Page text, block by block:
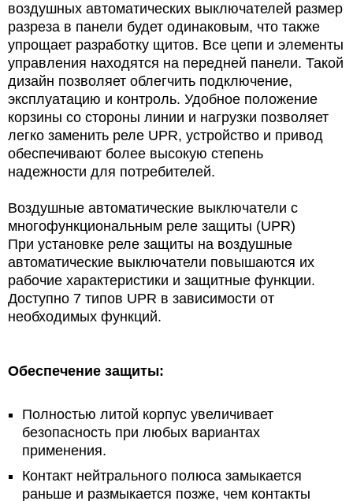
воздушных автоматических выключателей размер
разреза в панели будет одинаковым, что также
упрощает разработку щитов. Все цепи и элементы
управления находятся на передней панели. Такой
дизайн позволяет облегчить подключение,
эксплуатацию и контроль. Удобное положение
корзины со стороны линии и нагрузки позволяет
легко заменить реле UPR, устройство и привод
обеспечивают более высокую степень
надежности для потребителей.
Воздушные автоматические выключатели с
многофункциональным реле защиты (UPR)
При установке реле защиты на воздушные
автоматические выключатели повышаются их
рабочие характеристики и защитные функции.
Доступно 7 типов UPR в зависимости от
необходимых функций.
Обеспечение защиты:
Полностью литой корпус увеличивает
безопасность при любых вариантах
применения.
Контакт нейтрального полюса замыкается
раньше и размыкается позже, чем контакты